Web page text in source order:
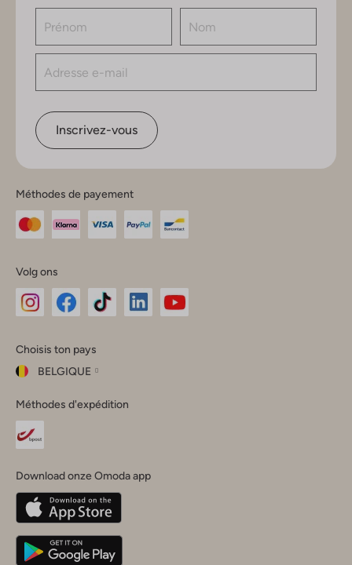
Inscrivez-vous
Méthodes de payement
Volg ons
Instagram
Facebook
TikTok
Choisis ton pays
BELGIQUE
ton
pays
Fermer
Belgique(Français)
Deutschland
Méthodes d'expédition
Download onze Omoda app